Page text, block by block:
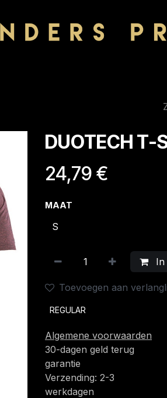
DUOTECH T-
24,79 €
MAAT
In
Toevoegen aan
REGULAR
Algemene voorwaarden
30-dagen geld terug
garantie
Verzending: 2-3
werkdagen